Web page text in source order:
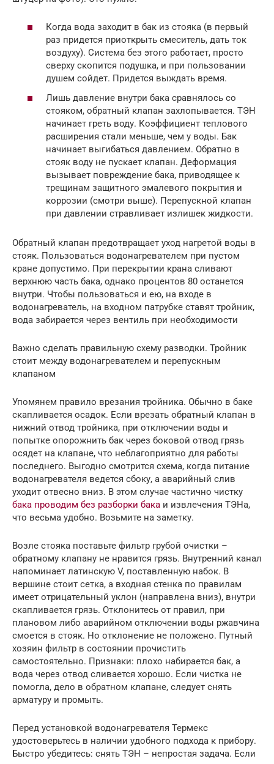
Когда вода заходит в бак из стояка (в первый
раз придется приоткрыть смеситель, дать ток
воздуху). Система без этого работает, просто
сверху скопится подушка, и при пользовании
душем сойдет. Придется выждать время.
Лишь давление внутри бака сравнялось со
стояком, обратный клапан захлопывается. ТЭН
начинает греть воду. Коэффициент теплового
расширения стали меньше, чем у воды. Бак
начинает выгибаться давлением. Обратно в
стояк воду не пускает клапан. Деформация
вызывает повреждение бака, приводящее к
трещинам защитного эмалевого покрытия и
коррозии (смотри выше). Перепускной клапан
при давлении стравливает излишек жидкости.
Обратный клапан предотвращает уход нагретой воды в
стояк. Пользоваться водонагревателем при пустом
кране допустимо. При перекрытии крана сливают
верхнюю часть бака, однако процентов 80 останется
внутри. Чтобы пользоваться и ею, на входе в
водонагреватель, на входном патрубке ставят тройник,
вода забирается через вентиль при необходимости
Важно сделать правильную схему разводки. Тройник
стоит между водонагревателем и перепускным
клапаном
Упомянем правило врезания тройника. Обычно в баке
скапливается осадок. Если врезать обратный клапан в
нижний отвод тройника, при отключении воды и
попытке опорожнить бак через боковой отвод грязь
осядет на клапане, что неблагоприятно для работы
последнего. Выгодно смотрится схема, когда питание
водонагревателя ведется сбоку, а аварийный слив
уходит отвесно вниз. В этом случае частично чистку
бака проводим без разборки бака и извлечения ТЭНа,
что весьма удобно. Возьмите на заметку.
Возле стояка поставьте фильтр грубой очистки –
обратному клапану не нравится грязь. Внутренний канал
напоминает латинскую V, поставленную набок. В
вершине стоит сетка, а входная стенка по правилам
имеет отрицательный уклон (направлена вниз), внутри
скапливается грязь. Отклонитесь от правил, при
плановом либо аварийном отключении воды ржавчина
смоется в стояк. Но отклонение не положено. Путный
хозяин фильтр в состоянии прочистить
самостоятельно. Признаки: плохо набирается бак, а
вода через отвод сливается хорошо. Если чистка не
помогла, дело в обратном клапане, следует снять
арматуру и промыть.
Перед установкой водонагревателя Термекс
удостоверьтесь в наличии удобного подхода к прибору.
Быстро убедитесь: снять ТЭН – непростая задача. Если